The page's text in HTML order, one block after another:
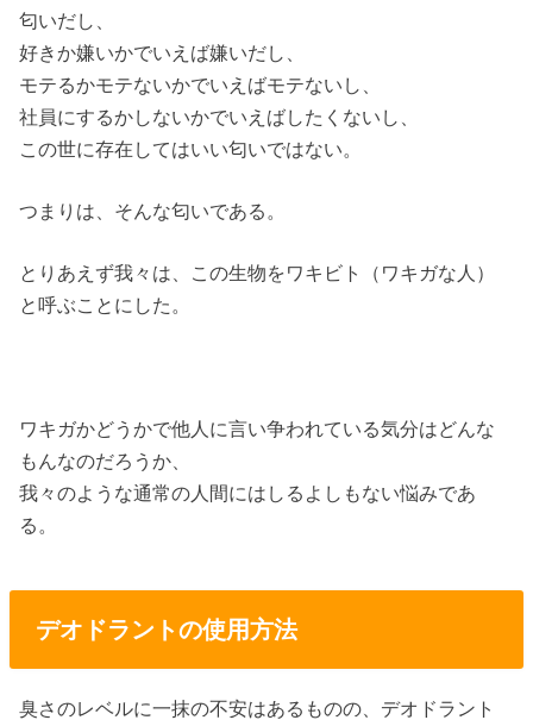
匂いだし、
好きか嫌いかでいえば嫌いだし、
モテるかモテないかでいえばモテないし、
社員にするかしないかでいえばしたくないし、
この世に存在してはいい匂いではない。
つまりは、そんな匂いである。
とりあえず我々は、この生物をワキビト（ワキガな人）
と呼ぶことにした。
ワキガかどうかで他人に言い争われている気分はどんな
もんなのだろうか、
我々のような通常の人間にはしるよしもない悩みであ
る。
デオドラントの使用方法
臭さのレベルに一抹の不安はあるものの、デオドラント